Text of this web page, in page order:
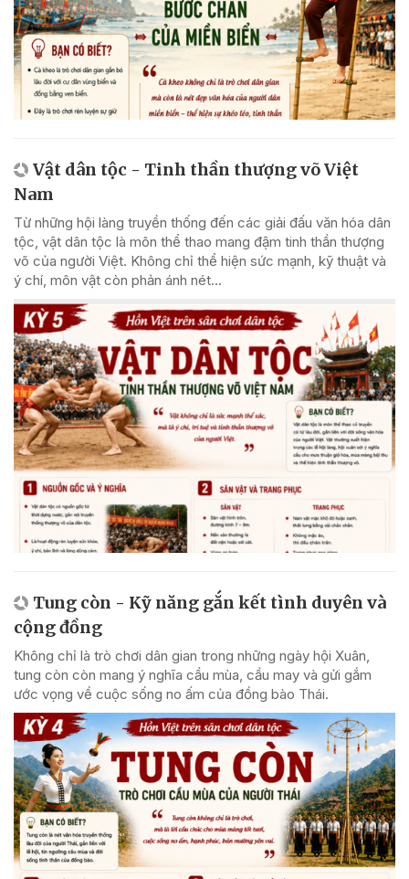
Vật dân tộc - Tinh thần thượng võ Việt
Nam
Từ những hội làng truyền thống đến các giải đấu văn hóa dân
tộc, vật dân tộc là môn thể thao mang đậm tinh thần thượng
võ của người Việt. Không chỉ thể hiện sức mạnh, kỹ thuật và
ý chí, môn vật còn phản ánh nét...
Tung còn - Kỹ năng gắn kết tình duyên và
cộng đồng
Không chỉ là trò chơi dân gian trong những ngày hội Xuân,
tung còn còn mang ý nghĩa cầu mùa, cầu may và gửi gắm
ước vọng về cuộc sống no ấm của đồng bào Thái.